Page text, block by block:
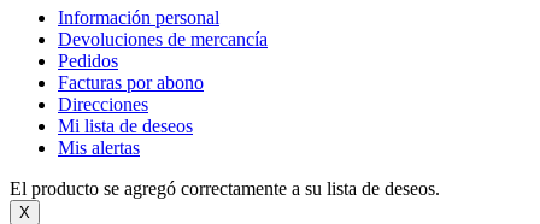
Información personal
Devoluciones de mercancía
Pedidos
Facturas por abono
Direcciones
Mi lista de deseos
Mis alertas
El producto se agregó correctamente a su lista de deseos.
X